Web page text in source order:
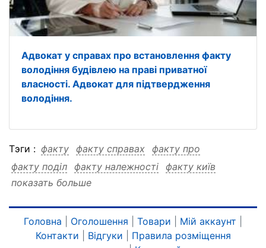
Адвокат у справах про встановлення факту
володіння будівлею на праві приватної
власності. Адвокат для підтвердження
володіння.
Тэги : факту факту справах факту про
факту поділ факту належності факту київ
факту документа
факту адвокат справах
факту адвокат про
факту адвокат поділ факту адвокат належності
показать больше
Головна Оголошення Товари Мій аккаунт
Контакти
Відгуки
Правила розміщення